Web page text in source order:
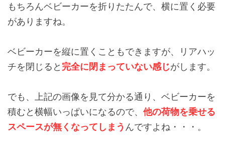
もちろんベビーカーを折りたたんで、横に置く必要
がありますね。
ベビーカーを縦に置くこともできますが、リアハッ
チを閉じると 完全に閉まっていない感じがします。
でも、上記の画像を見て分かる通り、ベビーカーを
積むと横幅いっぱいになるので、 他の荷物を乗せる
スペースが無くなってしまう んですよね・・・。